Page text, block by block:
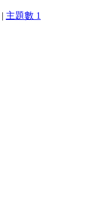
| 主題數 1